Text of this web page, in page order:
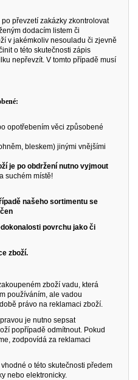
převzetí zakázky zkontrolovat
dodacím listem či
v jakémkoliv nesouladu či zjevně
o této skutečnosti zápis
nepřevzít. V tomto případě musí
opotřebením věci způsobené
bleskem) jinými vnějšími
je po obdržení nutno vyjmout
suchém místě!
našeho sortimentu se
povrchu jako či
zboží.
zboží vadu, která
používáním, ale vadou
právo na reklamaci zboží.
je nutno sepsat
popřípadě odmítnout. Pokud
zodpovídá za reklamaci
o této skutečnosti předem
nebo elektronicky.